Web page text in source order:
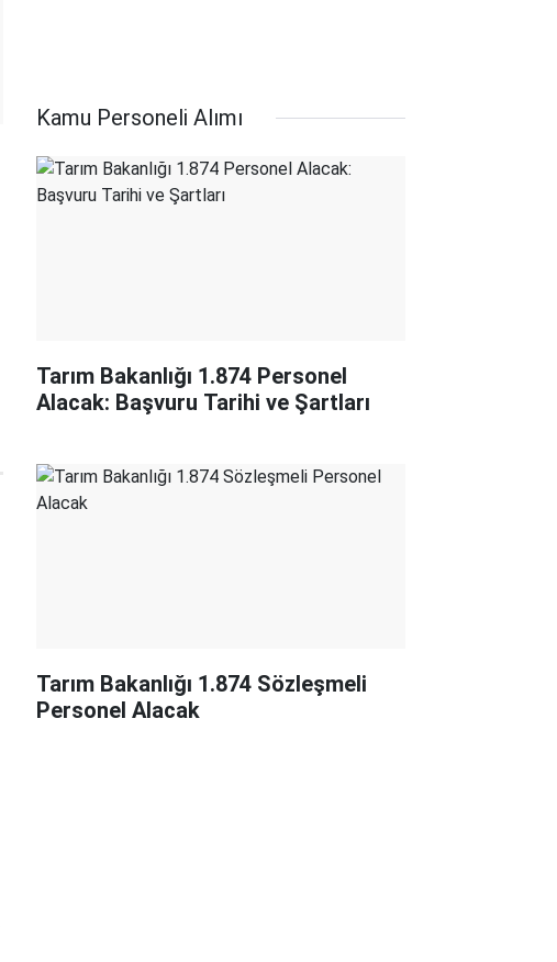
Kamu Personeli Alımı
Tarım Bakanlığı 1.874 Personel
Alacak: Başvuru Tarihi ve Şartları
Tarım Bakanlığı 1.874 Sözleşmeli
Personel Alacak